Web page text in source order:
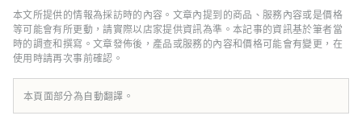
文化、傳統表演藝術等，並結識當地居民，留下
美好的回憶。 除了導覽遊，我們還提供各種特
別體驗，從利用獨特場地舉辦的活動，到讓您充
分體驗四季京都文化的方案。
本文所提供的情報為採訪時的內容。文章內提到的商品、服務內容或是價格
等可能會有所更動，請實際以店家提供資訊為準。本記事的資訊基於筆者當
時的調查和撰寫。文章發佈後，產品或服務的內容和價格可能會有變更，在
使用時請再次事前確認。
本頁面部分為自動翻譯。